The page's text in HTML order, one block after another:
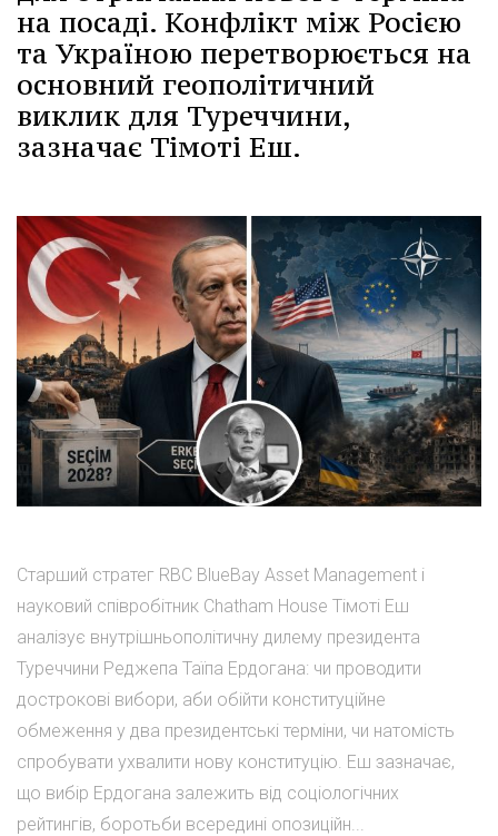
на посаді. Конфлікт між Росією
та Україною перетворюється на
основний геополітичний
виклик для Туреччини,
зазначає Тімоті Еш.
Старший стратег RBC BlueBay Asset Management і
науковий співробітник Chatham House Тімоті Еш
аналізує внутрішньополітичну дилему президента
Туреччини Реджепа Таїпа Ердогана: чи проводити
дострокові вибори, аби обійти конституційне
обмеження у два президентські терміни, чи натомість
спробувати ухвалити нову конституцію. Еш зазначає,
що вибір Ердогана залежить від соціологічних
рейтингів, боротьби всередині опозиційн...